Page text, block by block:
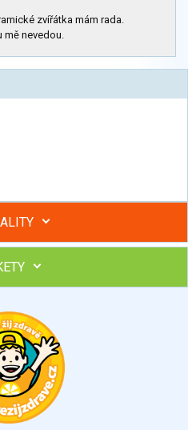
zvířátka mám rada.
mě nevedou.
skupiny v kurzech STOBu
si odborníka STOBu ve